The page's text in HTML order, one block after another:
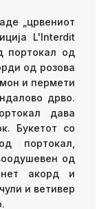
„црвениот
L'Interdit
портокал од
од розова
и пермети
дрво.
дава
Букетот со
портокал,
од
акорд и
и ветивер